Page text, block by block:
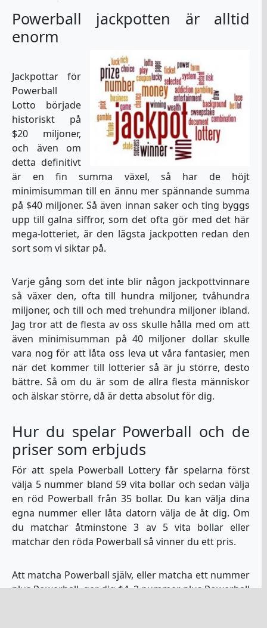
Powerball jackpotten är alltid
enorm
Jackpottar för
Powerball
Lotto började
historiskt på
$20 miljoner,
och även om
detta definitivt
är en fin summa växel, så har de höjt
minimisumman till en ännu mer spännande summa
på $40 miljoner. Så även innan saker och ting byggs
upp till galna siffror, som det ofta gör med det här
mega-lotteriet, är den lägsta jackpotten redan den
sort som vi siktar på.
Varje gång som det inte blir någon jackpottvinnare
så växer den, ofta till hundra miljoner, tvåhundra
miljoner, och till och med trehundra miljoner ibland.
Jag tror att de flesta av oss skulle hålla med om att
även minimisumman på 40 miljoner dollar skulle
vara nog för att låta oss leva ut våra fantasier, men
när det kommer till lotterier så är ju större, desto
bättre. Så om du är som de allra flesta människor
och älskar större, då är detta absolut för dig.
Hur du spelar Powerball och de
priser som erbjuds
För att spela Powerball Lottery får spelarna först
välja 5 nummer bland 59 vita bollar och sedan välja
en röd Powerball från 35 bollar. Du kan välja dina
egna nummer eller låta datorn välja de åt dig. Om
du matchar åtminstone 3 av 5 vita bollar eller
matchar den röda Powerball så vinner du ett pris.
Att matcha Powerball själv, eller matcha ett nummer
plus Powerball, ger dig $4. 2 nummer plus Powerball